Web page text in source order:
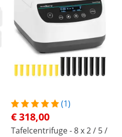
(1)
€ 318,00
Tafelcentrifuge - 8 x 2 / 5 /